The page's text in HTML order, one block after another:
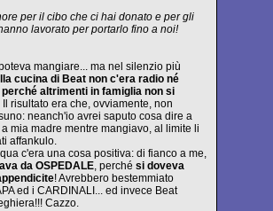
per il cibo che ci hai donato e per gli
lavorato per portarlo fino a noi!
mangiare... ma nel silenzio più
cucina di Beat non c'era radio né
altrimenti in famiglia non si
Il risultato era che, ovviamente, non
neanch'io avrei saputo cosa dire a
mia madre mentre mangiavo, al limite li
affankulo.
c'era una cosa positiva: di fianco a me,
da OSPEDALE, perché si doveva
! Avrebbero bestemmiato
ed i CARDINALI... ed invece Beat
Cazzo.